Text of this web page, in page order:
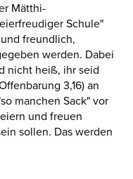
Mätthi-
Schule"
freundlich,
werden. Dabei
nicht heiß, ihr seid
3,16) an
manchen Sack" vor
und freuen
sollen. Das werden